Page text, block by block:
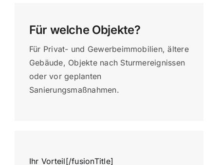
Für welche Objekte?
Für Privat- und Gewerbeimmobilien, ältere
Gebäude, Objekte nach Sturmereignissen
oder vor geplanten
Sanierungsmaßnahmen.
Ihr Vorteil[/fusionTitle]